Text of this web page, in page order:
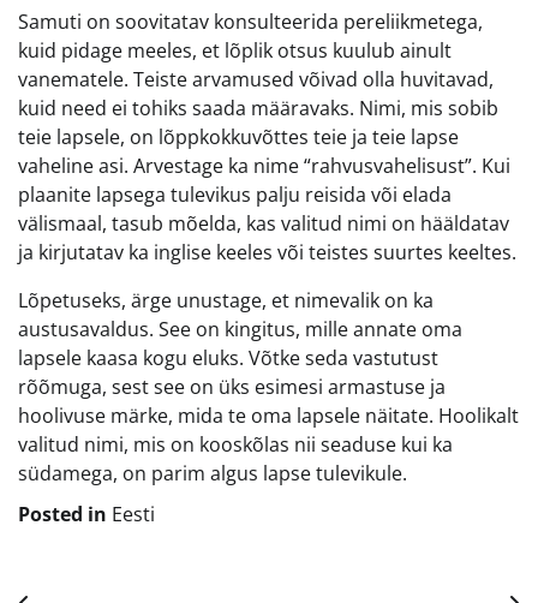
Samuti on soovitatav konsulteerida pereliikmetega,
kuid pidage meeles, et lõplik otsus kuulub ainult
vanematele. Teiste arvamused võivad olla huvitavad,
kuid need ei tohiks saada määravaks. Nimi, mis sobib
teie lapsele, on lõppkokkuvõttes teie ja teie lapse
vaheline asi. Arvestage ka nime “rahvusvahelisust”. Kui
plaanite lapsega tulevikus palju reisida või elada
välismaal, tasub mõelda, kas valitud nimi on hääldatav
ja kirjutatav ka inglise keeles või teistes suurtes keeltes.
Lõpetuseks, ärge unustage, et nimevalik on ka
austusavaldus. See on kingitus, mille annate oma
lapsele kaasa kogu eluks. Võtke seda vastutust
rõõmuga, sest see on üks esimesi armastuse ja
hoolivuse märke, mida te oma lapsele näitate. Hoolikalt
valitud nimi, mis on kooskõlas nii seaduse kui ka
südamega, on parim algus lapse tulevikule.
Posted in Eesti